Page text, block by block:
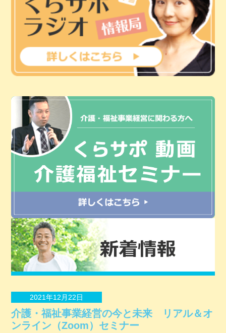
2021年12月22日
介護・福祉事業経営の今と未来 リアル＆オ
ンライン（Zoom）セミナー